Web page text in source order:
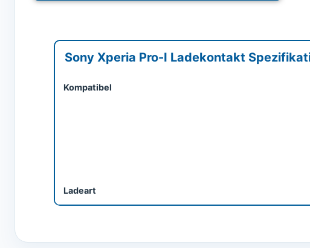
Sony Xperia Pro-I Ladekontakt
Kompatibel
Ladeart